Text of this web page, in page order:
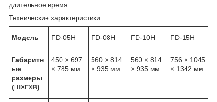
длительное время.
Технические характеристики:
Модель FD-05H FD-08H FD-10H FD-15H
Габаритн
ые
размеры
(Ш×Г×В)
450 × 697
× 785 мм
560 × 814
× 935 мм
560 × 814
× 935 мм
756 × 1045
× 1342 мм